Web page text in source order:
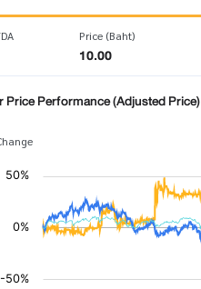
Price (Baht)
10.00
Price Performance (Adjusted Price)